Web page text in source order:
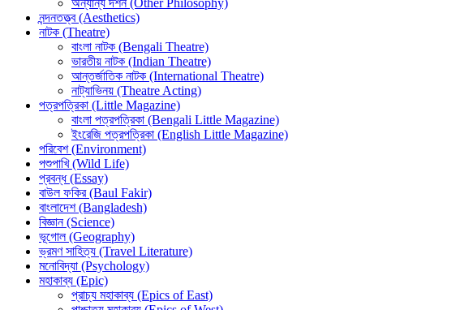
অন্যান্য দর্শন (Other Philosophy)
নন্দনতত্ত্ব (Aesthetics)
নাটক (Theatre)
বাংলা নাটক (Bengali Theatre)
ভারতীয় নাটক (Indian Theatre)
আন্তর্জাতিক নাটক (International Theatre)
নাট্যাভিনয় (Theatre Acting)
পত্রপত্রিকা (Little Magazine)
বাংলা পত্রপত্রিকা (Bengali Little Magazine)
ইংরেজি পত্রপত্রিকা (English Little Magazine)
পরিবেশ (Environment)
পশুপাখি (Wild Life)
প্রবন্ধ (Essay)
বাউল ফকির (Baul Fakir)
বাংলাদেশ (Bangladesh)
বিজ্ঞান (Science)
ভূগোল (Geography)
ভ্রমণ সাহিত্য (Travel Literature)
মনোবিদ্যা (Psychology)
মহাকাব্য (Epic)
প্রাচ্য মহাকাব্য (Epics of East)